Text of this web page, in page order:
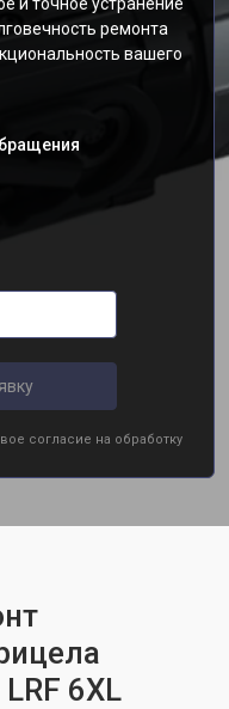
ремонта
вашего
согласие на обработку
6XL